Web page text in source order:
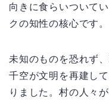
向きに食らいついて
クの知性の核心です。
未知のものを恐れず
千空が文明を再建し
りました。村の人々